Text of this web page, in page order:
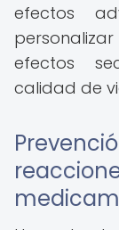
efectos
efectos
calidad de